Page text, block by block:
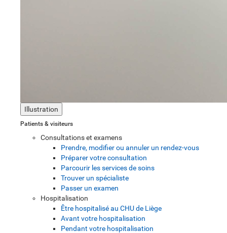
Illustration
Patients & visiteurs
Consultations et examens
Prendre, modifier ou annuler un rendez-vous
Préparer votre consultation
Parcourir les services de soins
Trouver un spécialiste
Passer un examen
Hospitalisation
Être hospitalisé au CHU de Liège
Avant votre hospitalisation
Pendant votre hospitalisation